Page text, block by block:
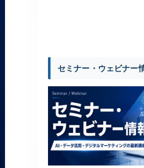
セミナー・ウェビナー